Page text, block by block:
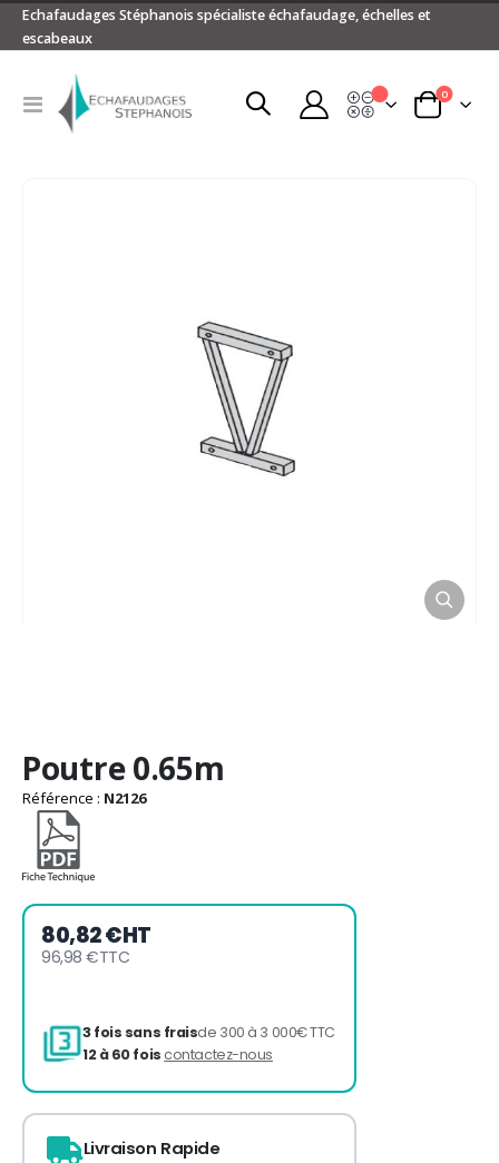
Echafaudages Stéphanois spécialiste échafaudage, échelles et
escabeaux
Basculer
Panier
0articles
Devis
au
début
de
Galerie
d’images
Poutre 0.65m
Référence : N2126
80,82 €HT
96,98 €TTC
3 fois sans frais
Livraison Rapide